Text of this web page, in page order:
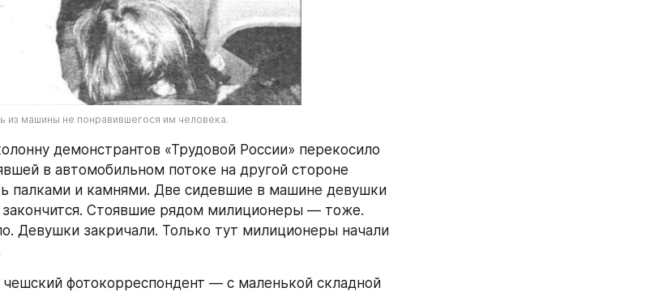
машины не понравившегося им человека.
демонстрантов «Трудовой России» перекосило
в автомобильном потоке на другой стороне
палками и камнями. Две сидевшие в машине девушки
Стоявшие рядом милиционеры — тоже.
Девушки закричали. Только тут милиционеры начали
фотокорреспондент — с маленькой складной